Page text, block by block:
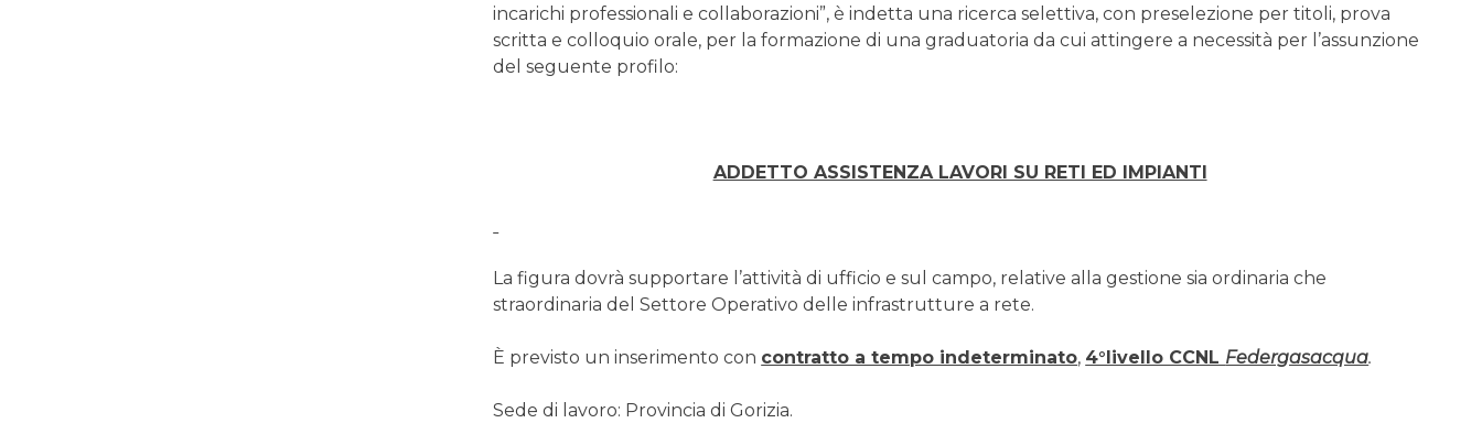
incarichi professionali e collaborazioni”, è indetta una ricerca selettiva, con preselezione per titoli, prova
scritta e colloquio orale, per la formazione di una graduatoria da cui attingere a necessità per l’assunzione
del seguente profilo:
ADDETTO ASSISTENZA LAVORI SU RETI ED IMPIANTI
La figura dovrà supportare l’attività di ufficio e sul campo, relative alla gestione sia ordinaria che
straordinaria del Settore Operativo delle infrastrutture a rete.
È previsto un inserimento con contratto a tempo indeterminato, 4°livello CCNL Federgasacqua.
Sede di lavoro: Provincia di Gorizia.